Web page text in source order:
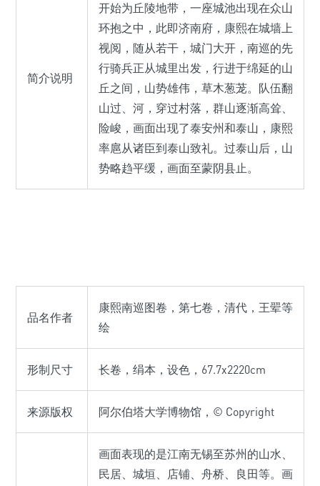
简介说明
开始为丘陵地带，一座城池出现在众山
环抱之中，此即济南府，康熙在城墙上
视阅，随从若干，城门大开，南巡的先
行骑兵正从城里出发，行进于绵延的山
丘之间，山势雄伟，草木葱茏。队伍翻
山过、河，穿过村落，群山逐渐高耸、
险峻，画面出现了泰安州和泰山，康熙
率扈从诸臣到泰山致礼。过泰山后，山
势略趋平缓，画面至蒙阴县止。
品名作者
康熙南巡图卷，第七卷，清代，王翚等
绘
形制尺寸 长卷，绢本，设色，67.7x2220cm
来源版权 阿尔伯塔大学博物馆，© Copyright
画面表现的是江南无锡至苏州的山水、
民居、城垣、店铺、舟桥、良田等。画